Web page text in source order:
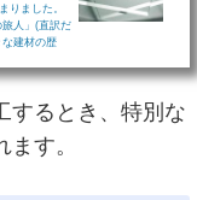
りました。
人」(直訳だ
建材の歴
するとき、特別な
す。